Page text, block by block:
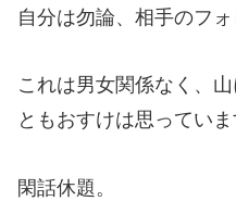
自分は勿論、相手のフ
これは男女関係なく、
ともおすけは思っていま
閑話休題。